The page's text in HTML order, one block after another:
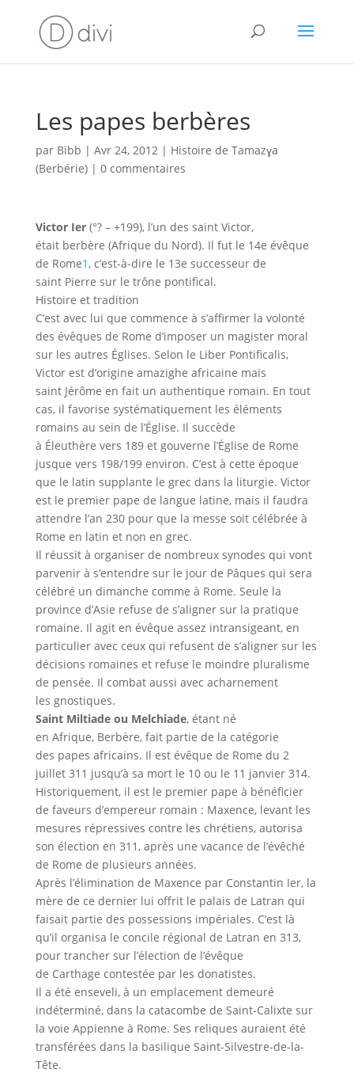
Les papes berbères
par Bibb | Avr 24, 2012| Histoire de Tamazɣa
(Berbérie)| 0 commentaires
Victor Ier(°? – +199), l’un des saint Victor,
était berbère (Afrique du Nord). Il fut le 14e évêque
de Rome1, c’est-à-dire le 13e successeur de
saint Pierre sur le trône pontifical.
Histoire et tradition
C’est avec lui que commence à s’affirmer la volonté
des évêques de Rome d’imposer un magister moral
sur les autres Églises. Selon le Liber Pontificalis,
Victor est d’origine amazighe africaine mais
saint Jérôme en fait un authentique romain. En tout
cas, il favorise systématiquement les éléments
romains au sein de l’Église. Il succède
à Éleuthère vers 189 et gouverne l’Église de Rome
jusque vers 198/199 environ. C’est à cette époque
que le latin supplante le grec dans la liturgie. Victor
est le premier pape de langue latine, mais il faudra
attendre l’an 230 pour que la messe soit célébrée à
Rome en latin et non en grec.
Il réussit à organiser de nombreux synodes qui vont
parvenir à s’entendre sur le jour de Pâques qui sera
célébré un dimanche comme à Rome. Seule la
province d’Asie refuse de s’aligner sur la pratique
romaine. Il agit en évêque assez intransigeant, en
particulier avec ceux qui refusent de s’aligner sur les
décisions romaines et refuse le moindre pluralisme
de pensée. Il combat aussi avec acharnement
les gnostiques.
Saint Miltiade ou Melchiade, étant né
en Afrique, Berbère, fait partie de la catégorie
des papes africains. Il est évêque de Rome du 2
juillet 311 jusqu’à sa mort le 10 ou le 11 janvier 314.
Historiquement, il est le premier pape à bénéficier
de faveurs d’empereur romain : Maxence, levant les
mesures répressives contre les chrétiens, autorisa
son élection en 311, après une vacance de l’évêché
de Rome de plusieurs années.
Après l’élimination de Maxence par Constantin Ier, la
mère de ce dernier lui offrit le palais de Latran qui
faisait partie des possessions impériales. C’est là
qu’il organisa le concile régional de Latran en 313,
pour trancher sur l’élection de l’évêque
de Carthage contestée par les donatistes.
Il a été enseveli, à un emplacement demeuré
indéterminé, dans la catacombe de Saint-Calixte sur
la voie Appienne à Rome. Ses reliques auraient été
transférées dans la basilique Saint-Silvestre-de-la-
Tête.